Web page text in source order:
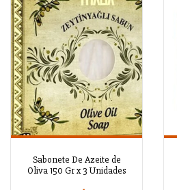
Sabonete De Azeite de
Oliva 150 Gr x 3 Unidades